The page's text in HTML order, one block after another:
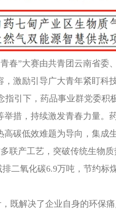
”大赛由共青团云南省委
激励引导广大青年紧盯科
下，药品事业群党委积
措，持续激发青春力量
碳低效难题为导向，集成
联产工艺，突破传统生物
二氧化碳6.9万吨，节约
解决了企业自身的环保痛